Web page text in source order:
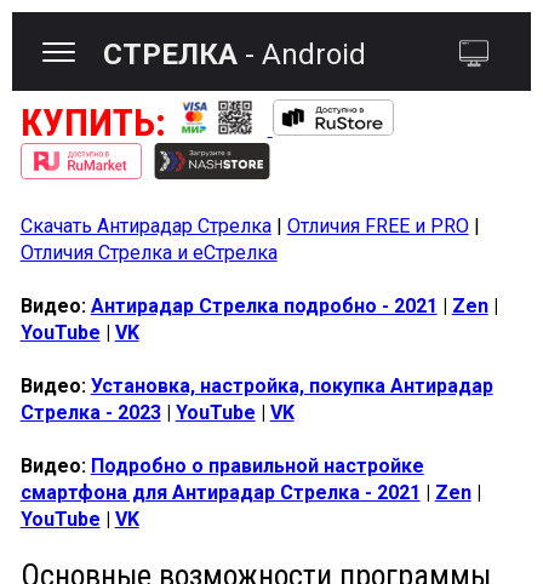
СТРЕЛКА - Android
КУПИТЬ:
Скачать Антирадар Стрелка| Отличия FREE и PRO|
Отличия Стрелка и еСтрелка
Видео: Антирадар Стрелка подробно - 2021 | Zen|
YouTube | VK
Видео: Установка, настройка, покупка Антирадар
Стрелка - 2023| YouTube | VK
Видео: Подробно о правильной настройке
смартфона для Антирадар Стрелка - 2021 | Zen|
YouTube | VK
Основные возможности программы